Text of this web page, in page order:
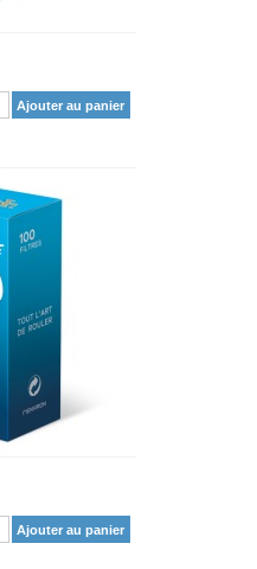
Ajouter au panier
Ajouter au panier